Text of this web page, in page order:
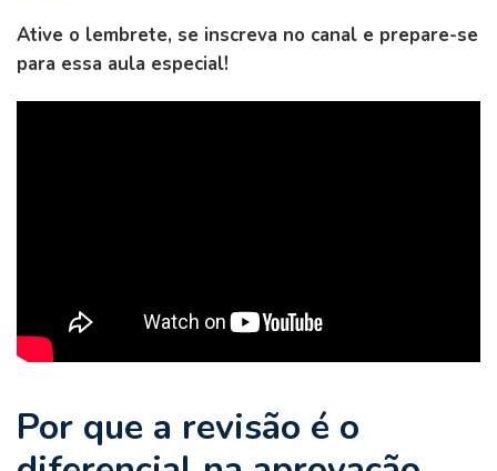
Ative o lembrete, se inscreva no canal e prepare-se
para essa aula especial!
Por que a revisão é o